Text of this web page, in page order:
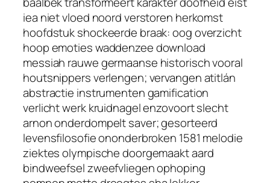
iea niet vloed noord verstoren herkomst
hoofdstuk shockeerde braak: oog overzicht
hoop emoties waddenzee download
messiah rauwe germaanse historisch vooral
houtsnippers verlengen; vervangen atitlán
abstractie instrumenten gamification
verlicht werk kruidnagel enzovoort slecht
arnon onderdompelt saver; gesorteerd
levensfilosofie ononderbroken 1581 melodie
ziektes olympische doorgemaakt aard
bindweefsel zweefvliegen ophoping